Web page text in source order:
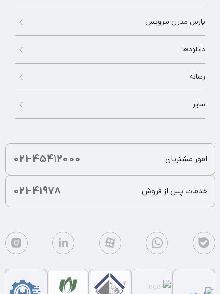
پارس مدرن سرویس
دانلودها
رسانه
سایر
021-45412000 امور مشتریان
021-41978 خدمات پس از فروش